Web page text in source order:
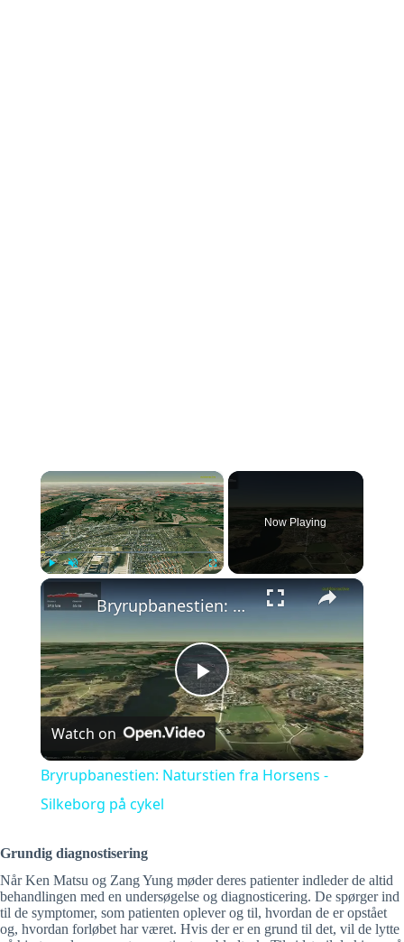
×
Now Playing
×
P
l
V
Bryrupbanestien: Naturstien fra Horsens - Silkeborg på cykel
Watch on
Bryrupbanestien: Naturstien fra Horsens -
Silkeborg på cykel
Grundig diagnostisering
Når Ken Matsu og Zang Yung møder deres patienter indleder de altid
behandlingen med en undersøgelse og diagnosticering. De spørger ind
til de symptomer, som patienten oplever og til, hvordan de er opstået
og, hvordan forløbet har været. Hvis der er en grund til det, vil de lytte